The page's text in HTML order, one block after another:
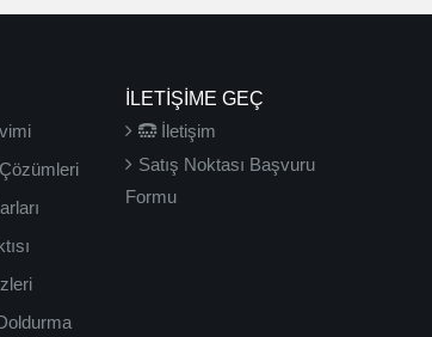
İLETIŞIME GEÇ
İletişim
Satış Noktası Başvuru
Formu